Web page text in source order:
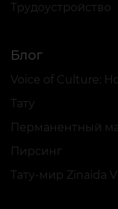
Трудоустройство
Блог
Тату
Пирсинг